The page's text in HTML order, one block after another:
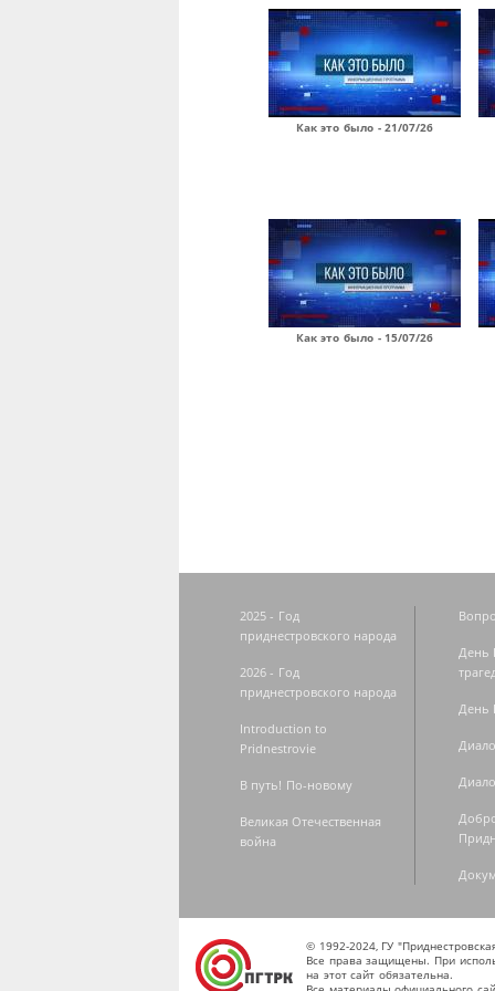
Как это было - 21/07/26
Как это было - 15/07/26
2025 - Год
приднестровского народа
2026 - Год
приднестровского народа
Introduction to
Pridnestrovie
В путь! По-новому
Великая Отечественная
война
День
День
© 1992-2024, ГУ
Все права защищены. При
на этот сайт обязательна.